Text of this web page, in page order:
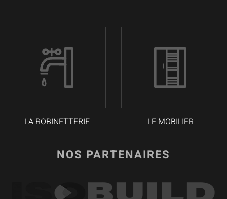
LA ROBINETTERIE LE MOBILIER
NOS PARTENAIRES